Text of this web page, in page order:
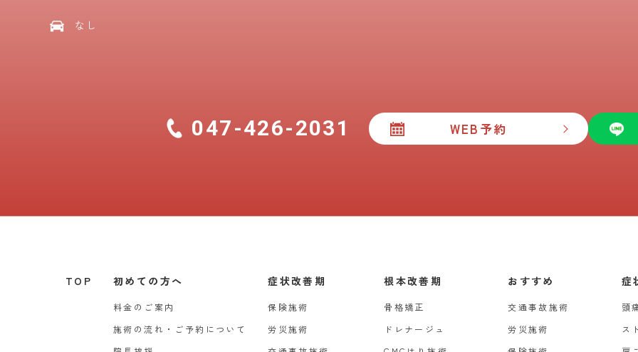
なし
047-426-2031 WEB予約
TOP 初めての方へ
料金のご案内
施術の流れ・ご予約について
症状改善期
保険施術
労災施術
根本改善期
骨格矯正
ドレナージュ
おすすめ
交通事故施術
労災施術
症
頭
ス